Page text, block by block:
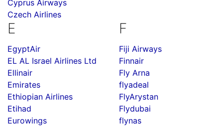
Cyprus Airways
Czech Airlines
E
EgyptAir
EL AL Israel Airlines Ltd
Ellinair
Emirates
Ethiopian Airlines
Etihad
Eurowings
F
Fiji Airways
Finnair
Fly Arna
flyadeal
FlyArystan
Flydubai
flynas